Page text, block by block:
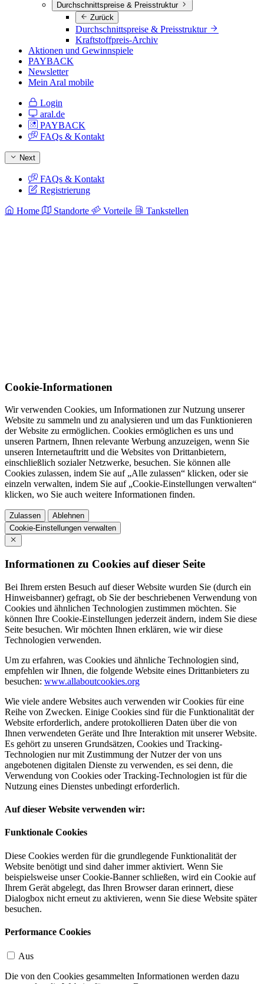
Durchschnittspreise & Preisstruktur
Zurück
Durchschnittspreise & Preisstruktur
Kraftstoffpreis-Archiv
Aktionen und Gewinnspiele
PAYBACK
Newsletter
Mein Aral mobile
Login
aral.de
PAYBACK
FAQs & Kontakt
Next
FAQs & Kontakt
Registrierung
Home Standorte Vorteile Tankstellen
Cookie-Informationen
Wir verwenden Cookies, um Informationen zur Nutzung unserer
Website zu sammeln und zu analysieren und um das Funktionieren
der Website zu ermöglichen. Cookies ermöglichen es uns und
unseren Partnern, Ihnen relevante Werbung anzuzeigen, wenn Sie
unseren Internetauftritt und die Websites von Drittanbietern,
einschließlich sozialer Netzwerke, besuchen. Sie können alle
Cookies zulassen, indem Sie auf „Alle zulassen“ klicken, oder sie
einzeln verwalten, indem Sie auf „Cookie-Einstellungen verwalten“
klicken, wo Sie auch weitere Informationen finden.
Zulassen
Ablehnen
Cookie-Einstellungen verwalten
Informationen zu Cookies auf dieser Seite
Bei Ihrem ersten Besuch auf dieser Website wurden Sie (durch ein
Hinweisbanner) gefragt, ob Sie der beschriebenen Verwendung von
Cookies und ähnlichen Technologien zustimmen möchten. Sie
können Ihre Cookie-Einstellungen jederzeit ändern, indem Sie diese
Seite besuchen. Wir möchten Ihnen erklären, wie wir diese
Technologien verwenden.
Um zu erfahren, was Cookies und ähnliche Technologien sind,
empfehlen wir Ihnen, die folgende Website eines Drittanbieters zu
besuchen: www.allaboutcookies.org
Wie viele andere Websites auch verwenden wir Cookies für eine
Reihe von Zwecken. Einige Cookies sind für die Funktionalität der
Website erforderlich, andere protokollieren Daten über die von
Ihnen verwendeten Geräte und Ihre Interaktion mit unserer Website.
Es gehört zu unseren Grundsätzen, Cookies und Tracking-
Technologien nur mit Zustimmung der Nutzer der von uns
angebotenen digitalen Dienste zu verwenden, es sei denn, die
Verwendung von Cookies oder Tracking-Technologien ist für die
Nutzung eines Dienstes unbedingt erforderlich.
Auf dieser Website verwenden wir:
Funktionale Cookies
Diese Cookies werden für die grundlegende Funktionalität der
Website benötigt und sind daher immer aktiviert. Wenn Sie
beispielsweise unser Cookie-Banner schließen, wird ein Cookie auf
Ihrem Gerät abgelegt, das Ihren Browser daran erinnert, diese
Dialogbox nicht erneut zu aktivieren, wenn Sie diese Website später
besuchen.
Performance Cookies
Aus
Die von den Cookies gesammelten Informationen werden dazu